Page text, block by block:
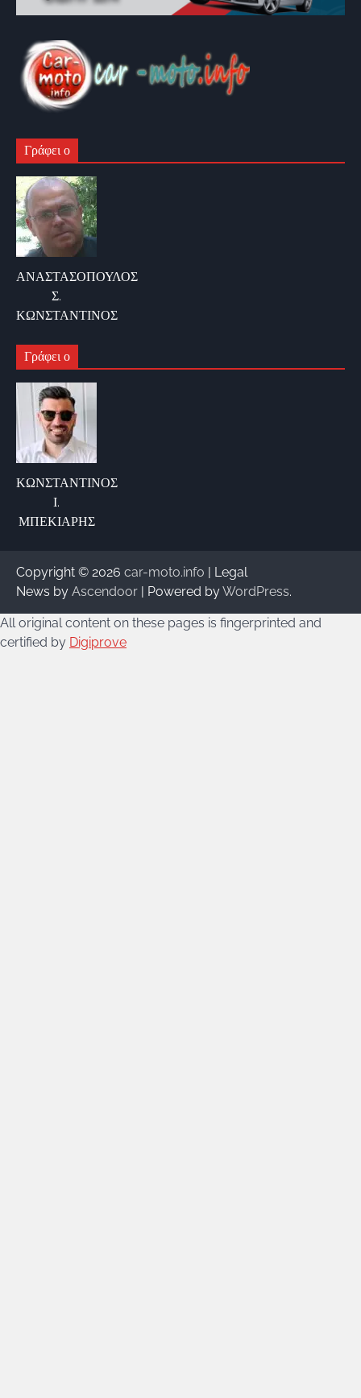
Γράφει ο
ΑΝΑΣΤΑΣΟΠΟΥΛΟΣ
Σ.
ΚΩΝΣΤΑΝΤΙΝΟΣ
Γράφει ο
ΚΩΝΣΤΑΝΤΙΝΟΣ
Ι.
ΜΠΕΚΙΑΡΗΣ
Copyright © 2026 car-moto.info | Legal
News by Ascendoor | Powered byWordPress.
All original content on these pages is fingerprinted and
certified by Digiprove